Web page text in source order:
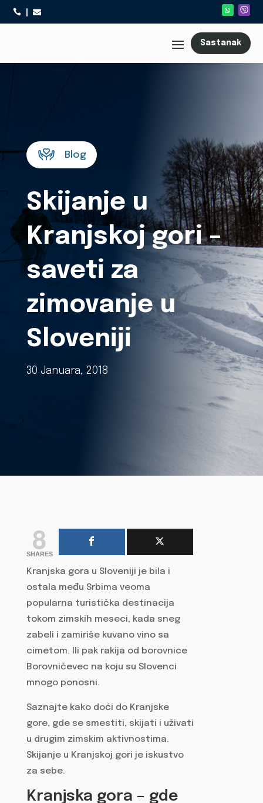
 
Sastanak
Blog
Skijanje u
Kranjskoj gori –
saveti za
zimovanje u
Sloveniji
30 Januara, 2018
8
SHARES
Kranjska gora u Sloveniji je bila i
ostala među Srbima veoma
popularna turistička destinacija
tokom zimskih meseci, kada sneg
zabeli i zamiriše kuvano vino sa
cimetom. Ili pak rakija od borovnice
Borovničevec na koju su Slovenci
mnogo ponosni.
Saznajte kako doći do Kranjske
gore, gde se smestiti, skijati i uživati
u drugim zimskim aktivnostima.
Skijanje u Kranjskoj gori je iskustvo
za sebe.
Kranjska gora – gde